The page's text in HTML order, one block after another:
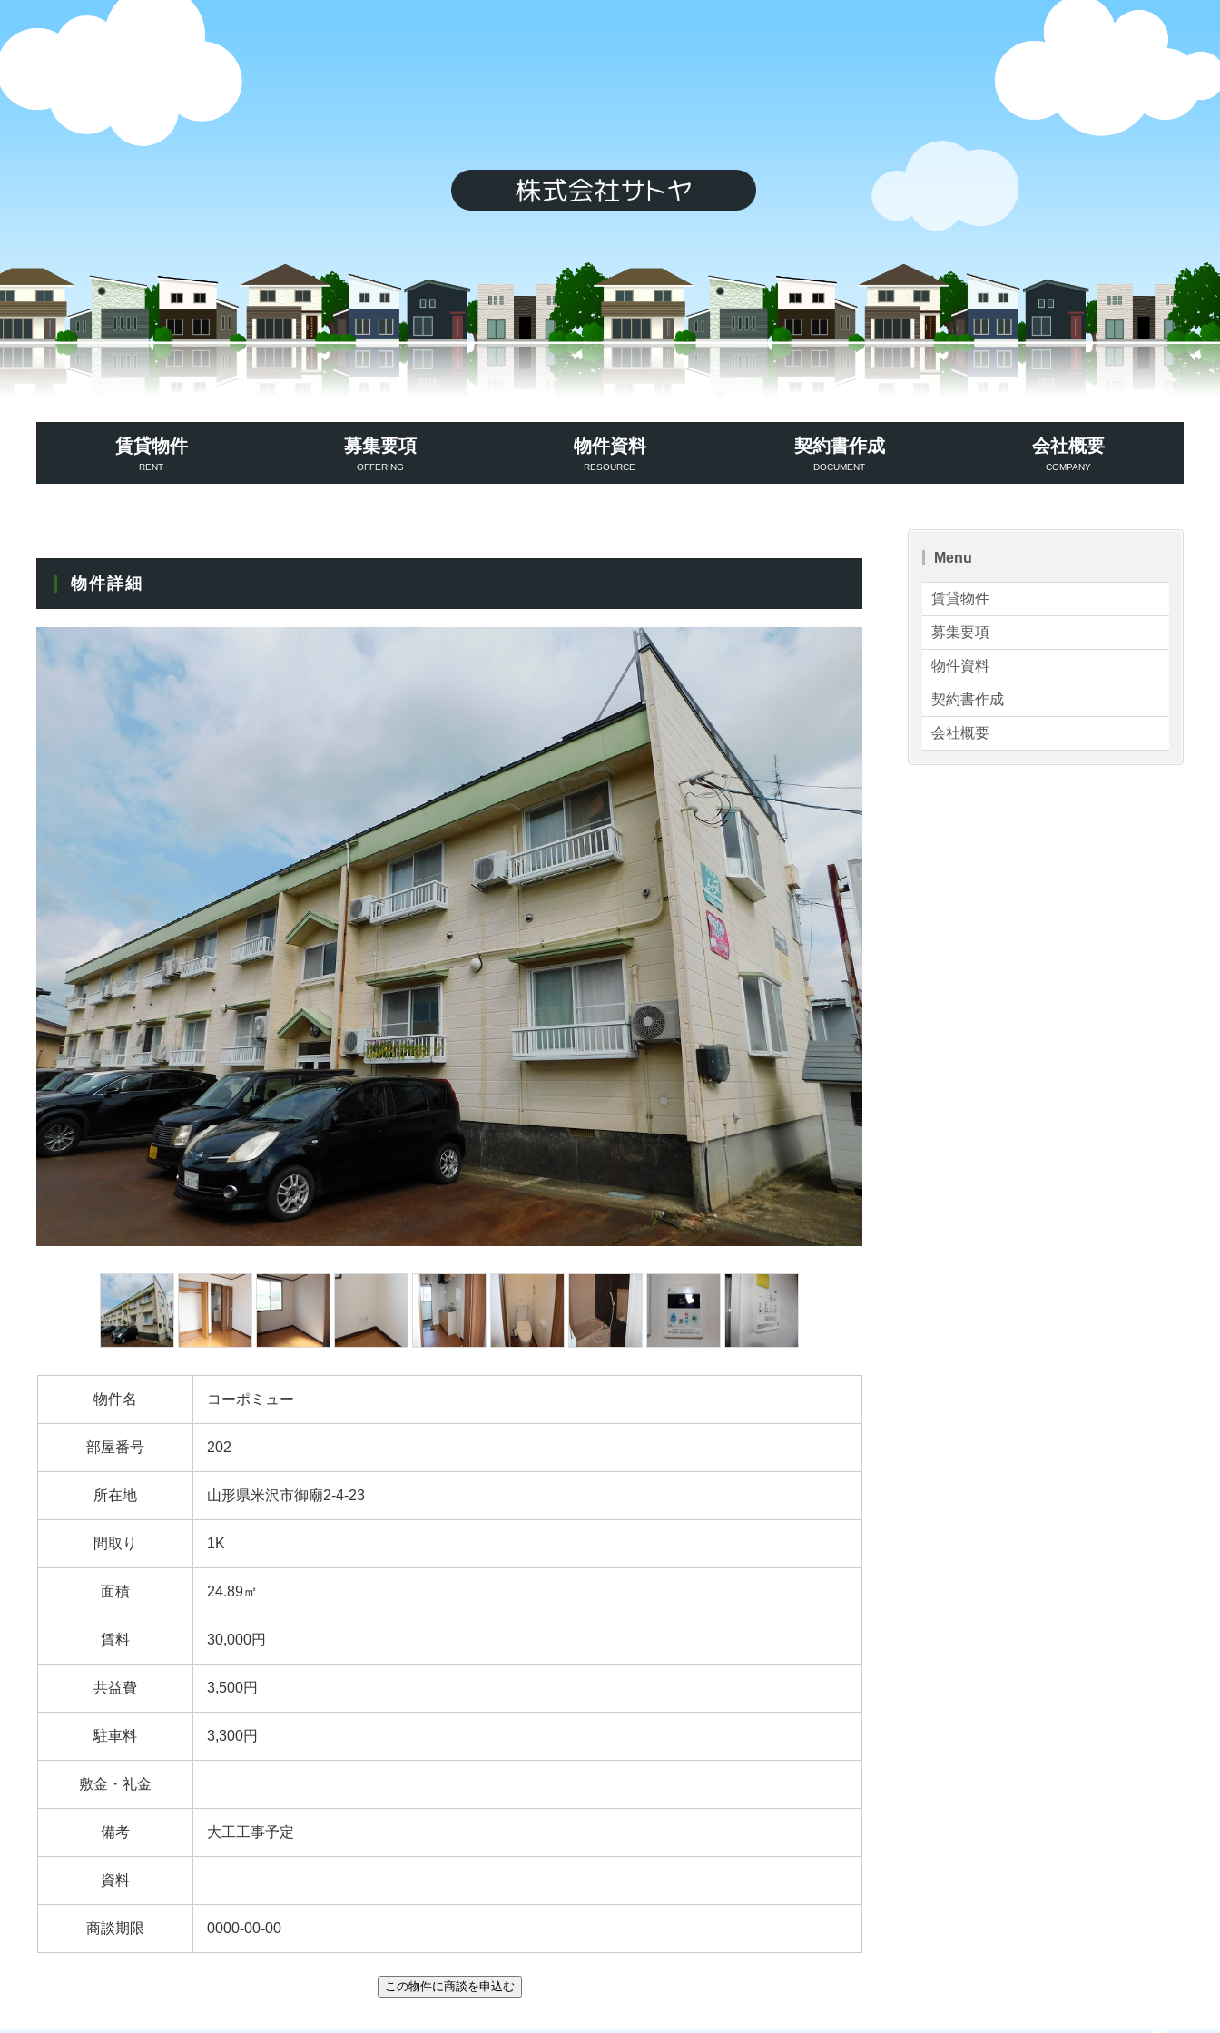
賃貸物件
RENT
募集要項
OFFERING
物件資料
RESOURCE
契約書作成
DOCUMENT
会社概要
COMPANY
物件詳細
物件名 コーポミュー
部屋番号 202
所在地 山形県米沢市御廟2-4-23
間取り 1K
面積 24.89㎡
賃料 30,000円
共益費 3,500円
駐車料 3,300円
敷金・礼金
備考 大工工事予定
資料
商談期限 0000-00-00
Menu
賃貸物件
募集要項
物件資料
契約書作成
会社概要